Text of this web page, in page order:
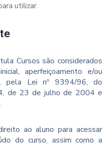
utilizar.
Cursos são considerados
aperfeiçoamento e/ou
pela Lei nº 9394/96, do
de 23 de julho de 2004 e
ao aluno para acessar
do curso, assim como a